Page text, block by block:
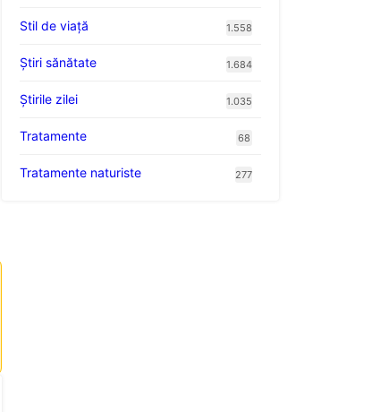
Stil de viaţă 1.558
Ştiri sănătate 1.684
Știrile zilei 1.035
Tratamente 68
Tratamente naturiste 277